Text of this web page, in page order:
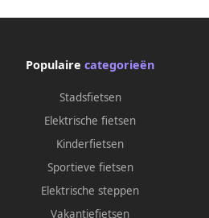
Populaire categorieën
Stadsfietsen
Elektrische fietsen
Kinderfietsen
Sportieve fietsen
Elektrische steppen
Vakantiefietsen